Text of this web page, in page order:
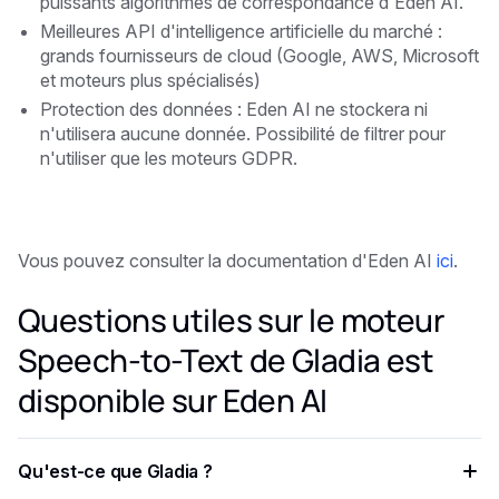
Meilleures API d'intelligence artificielle du marché :
grands fournisseurs de cloud (Google, AWS, Microsoft
et moteurs plus spécialisés)
Protection des données : Eden AI ne stockera ni
n'utilisera aucune donnée. Possibilité de filtrer pour
n'utiliser que les moteurs GDPR.
Vous pouvez consulter la documentation d'Eden AI ici.
Questions utiles sur le moteur
Speech-to-Text de Gladia est
disponible sur Eden AI
Qu'est-ce que Gladia ?